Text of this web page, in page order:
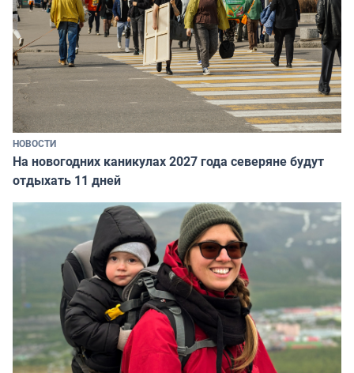
НОВОСТИ
На новогодних каникулах 2027 года северяне будут
отдыхать 11 дней